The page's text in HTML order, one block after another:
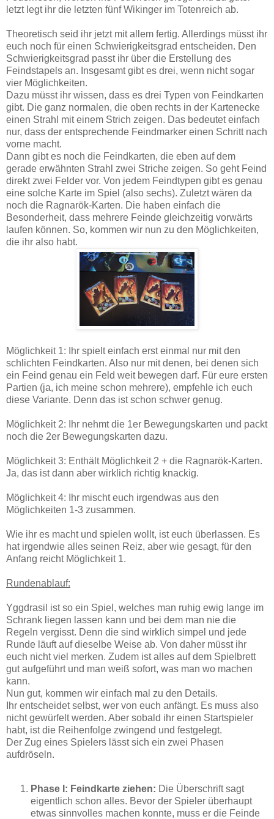
letzt legt ihr die letzten fünf Wikinger im Totenreich ab.
Theoretisch seid ihr jetzt mit allem fertig. Allerdings müsst ihr
euch noch für einen Schwierigkeitsgrad entscheiden. Den
Schwierigkeitsgrad passt ihr über die Erstellung des
Feindstapels an. Insgesamt gibt es drei, wenn nicht sogar
vier Möglichkeiten.
Dazu müsst ihr wissen, dass es drei Typen von Feindkarten
gibt. Die ganz normalen, die oben rechts in der Kartenecke
einen Strahl mit einem Strich zeigen. Das bedeutet einfach
nur, dass der entsprechende Feindmarker einen Schritt nach
vorne macht.
Dann gibt es noch die Feindkarten, die eben auf dem
gerade erwähnten Strahl zwei Striche zeigen. So geht Feind
direkt zwei Felder vor. Von jedem Feindtypen gibt es genau
eine solche Karte im Spiel (also sechs). Zuletzt wären da
noch die Ragnarök-Karten. Die haben einfach die
Besonderheit, dass mehrere Feinde gleichzeitig vorwärts
laufen können. So, kommen wir nun zu den Möglichkeiten,
die ihr also habt.
Möglichkeit 1: Ihr spielt einfach erst einmal nur mit den
schlichten Feindkarten. Also nur mit denen, bei denen sich
ein Feind genau ein Feld weit bewegen darf. Für eure ersten
Partien (ja, ich meine schon mehrere), empfehle ich euch
diese Variante. Denn das ist schon schwer genug.
Möglichkeit 2: Ihr nehmt die 1er Bewegungskarten und packt
noch die 2er Bewegungskarten dazu.
Möglichkeit 3: Enthält Möglichkeit 2 + die Ragnarök-Karten.
Ja, das ist dann aber wirklich richtig knackig.
Möglichkeit 4: Ihr mischt euch irgendwas aus den
Möglichkeiten 1-3 zusammen.
Wie ihr es macht und spielen wollt, ist euch überlassen. Es
hat irgendwie alles seinen Reiz, aber wie gesagt, für den
Anfang reicht Möglichkeit 1.
Rundenablauf:
Yggdrasil ist so ein Spiel, welches man ruhig ewig lange im
Schrank liegen lassen kann und bei dem man nie die
Regeln vergisst. Denn die sind wirklich simpel und jede
Runde läuft auf dieselbe Weise ab. Von daher müsst ihr
euch nicht viel merken. Zudem ist alles auf dem Spielbrett
gut aufgeführt und man weiß sofort, was man wo machen
kann.
Nun gut, kommen wir einfach mal zu den Details.
Ihr entscheidet selbst, wer von euch anfängt. Es muss also
nicht gewürfelt werden. Aber sobald ihr einen Startspieler
habt, ist die Reihenfolge zwingend und festgelegt.
Der Zug eines Spielers lässt sich ein zwei Phasen
aufdröseln.
Phase I: Feindkarte ziehen: Die Überschrift sagt
eigentlich schon alles. Bevor der Spieler überhaupt
etwas sinnvolles machen konnte, muss er die Feinde